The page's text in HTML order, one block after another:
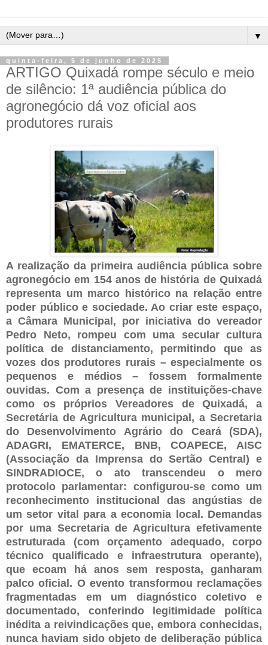
▼
quinta-feira, 5 de junho de 2025
ARTIGO Quixadá rompe século e meio
de silêncio: 1ª audiência pública do
agronegócio dá voz oficial aos
produtores rurais
A realização da primeira audiência pública sobre
agronegócio em 154 anos de história de Quixadá
representa um marco histórico na relação entre
poder público e sociedade. Ao criar este espaço,
a Câmara Municipal, por iniciativa do vereador
Pedro Neto, rompeu com uma secular cultura
política de distanciamento, permitindo que as
vozes dos produtores rurais – especialmente os
pequenos e médios – fossem formalmente
ouvidas. Com a presença de instituições-chave
como os próprios Vereadores de Quixadá, a
Secretária de Agricultura municipal, a Secretaria
do Desenvolvimento Agrário do Ceará (SDA),
ADAGRI, EMATERCE, BNB, COAPECE, AISC
(Associação da Imprensa do Sertão Central) e
SINDRADIOCE, o ato transcendeu o mero
protocolo parlamentar: configurou-se como um
reconhecimento institucional das angústias de
um setor vital para a economia local. Demandas
por uma Secretaria de Agricultura efetivamente
estruturada (com orçamento adequado, corpo
técnico qualificado e infraestrutura operante),
que ecoam há anos sem resposta, ganharam
palco oficial. O evento transformou reclamações
fragmentadas em um diagnóstico coletivo e
documentado, conferindo legitimidade política
inédita a reivindicações que, embora conhecidas,
nunca haviam sido objeto de deliberação pública